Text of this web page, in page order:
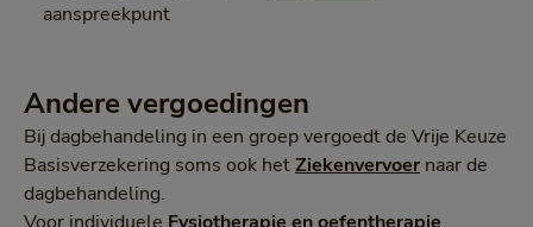
aanspreekpunt
Andere vergoedingen
Bij dagbehandeling in een groep vergoedt de Vrije Keuze
Basisverzekering soms ook hetZiekenvervoer naar de
dagbehandeling.